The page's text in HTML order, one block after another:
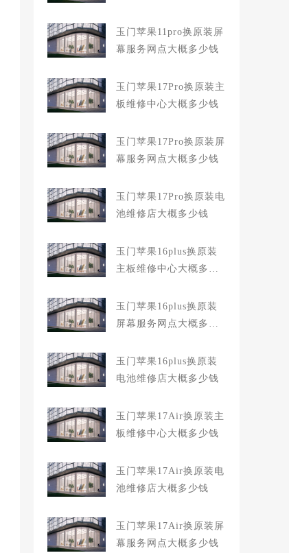
玉门苹果11pro换原装屏
幕服务网点大概多少钱
玉门苹果17Pro换原装主
板维修中心大概多少钱
玉门苹果17Pro换原装屏
幕服务网点大概多少钱
玉门苹果17Pro换原装电
池维修店大概多少钱
玉门苹果16plus换原装
主板维修中心大概多少
玉门苹果16plus换原装
屏幕服务网点大概多少
玉门苹果16plus换原装
电池维修店大概多少钱
玉门苹果17Air换原装主
板维修中心大概多少钱
玉门苹果17Air换原装电
池维修店大概多少钱
玉门苹果17Air换原装屏
幕服务网点大概多少钱